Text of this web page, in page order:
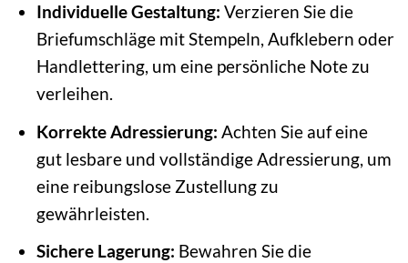
Individuelle Gestaltung: Verzieren Sie die
Briefumschläge mit Stempeln, Aufklebern oder
Handlettering, um eine persönliche Note zu
verleihen.
Korrekte Adressierung: Achten Sie auf eine
gut lesbare und vollständige Adressierung, um
eine reibungslose Zustellung zu
gewährleisten.
Sichere Lagerung: Bewahren Sie die